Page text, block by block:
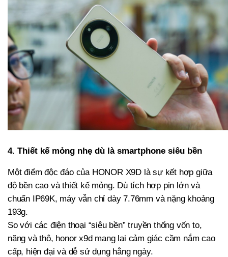
4. Thiết kế mỏng nhẹ dù là smartphone siêu bền
Một điểm độc đáo của HONOR X9D là sự kết hợp giữa
độ bền cao và thiết kế mỏng. Dù tích hợp pin lớn và
chuẩn IP69K, máy vẫn chỉ dày 7.76mm và nặng khoảng
193g.
So với các điện thoại “siêu bền” truyền thống vốn to,
nặng và thô, honor x9d mang lại cảm giác cầm nắm cao
cấp, hiện đại và dễ sử dụng hằng ngày.